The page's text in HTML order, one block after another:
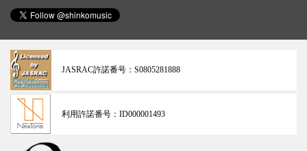
JASRAC許諾番号： S0805281888
利用許諾番号： ID000001493